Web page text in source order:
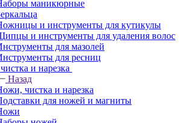
маникюрные
и инструменты для кутикулы
и инструменты для удаления волос
для мазолей
для ресниц
и нарезка
Назад
чистка и нарезка
для ножей и магниты